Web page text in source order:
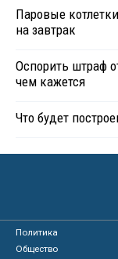
Паровые
на завтрак
Оспорить штраф
чем кажется
Что будет
Политика
Общество